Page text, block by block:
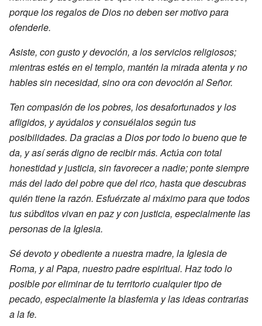
porque los regalos de Dios no deben ser motivo para
ofenderle.
Asiste, con gusto y devoción, a los servicios religiosos;
mientras estés en el templo, mantén la mirada atenta y no
hables sin necesidad, sino ora con devoción al Señor.
Ten compasión de los pobres, los desafortunados y los
afligidos, y ayúdalos y consuélalos según tus
posibilidades. Da gracias a Dios por todo lo bueno que te
da, y así serás digno de recibir más. Actúa con total
honestidad y justicia, sin favorecer a nadie; ponte siempre
más del lado del pobre que del rico, hasta que descubras
quién tiene la razón. Esfuérzate al máximo para que todos
tus súbditos vivan en paz y con justicia, especialmente las
personas de la Iglesia.
Sé devoto y obediente a nuestra madre, la Iglesia de
Roma, y al Papa, nuestro padre espiritual. Haz todo lo
posible por eliminar de tu territorio cualquier tipo de
pecado, especialmente la blasfemia y las ideas contrarias
a la fe.